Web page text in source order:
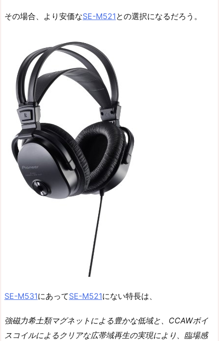
その場合、より安価なSE-M521との選択になるだろう。
SE-M531にあってSE-M521にない特長は、
強磁力希土類マグネットによる豊かな低域と、CCAWボイ
スコイルによるクリアな広帯域再生の実現により、臨場感